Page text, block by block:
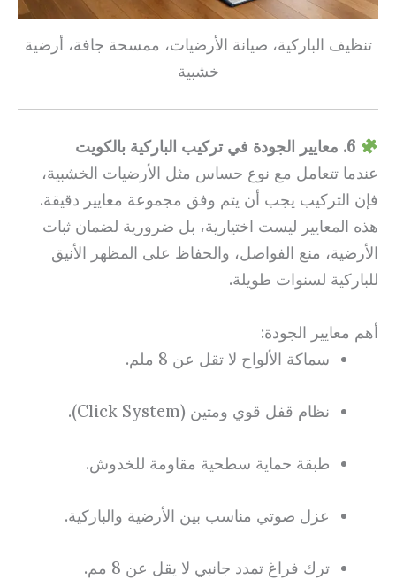
تنظيف الباركية، صيانة الأرضيات، ممسحة جافة، أرضية
خشبية
6. معايير الجودة في تركيب الباركية بالكويت
عندما تتعامل مع نوع حساس مثل الأرضيات الخشبية،
فإن التركيب يجب أن يتم وفق مجموعة معايير دقيقة.
هذه المعايير ليست اختيارية، بل ضرورية لضمان ثبات
الأرضية، منع الفواصل، والحفاظ على المظهر الأنيق
للباركية لسنوات طويلة.
أهم معايير الجودة:
سماكة الألواح لا تقل عن 8 ملم.
نظام قفل قوي ومتين (Click System).
طبقة حماية سطحية مقاومة للخدوش.
عزل صوتي مناسب بين الأرضية والباركية.
ترك فراغ تمدد جانبي لا يقل عن 8 مم.